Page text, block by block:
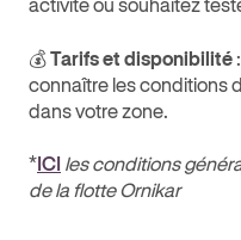
💰Tarifs et disponibilité
connaître les conditions
dans votre zone.
*ICI les conditions
de la flotte Ornikar